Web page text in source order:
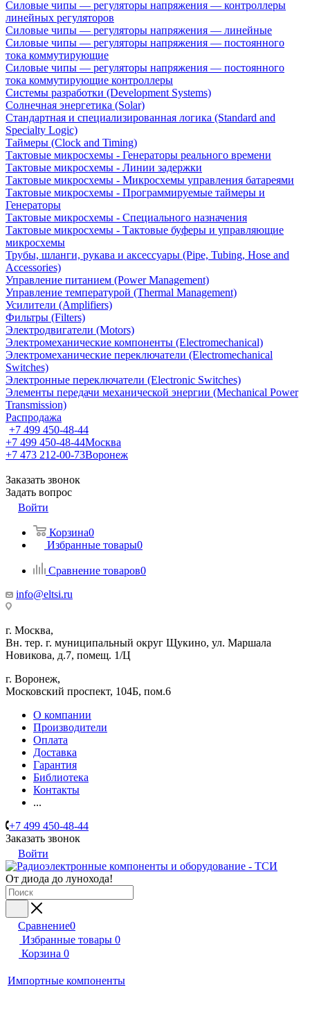
Силовые чипы — регуляторы напряжения — контроллеры
линейных регуляторов
Силовые чипы — регуляторы напряжения — линейные
Силовые чипы — регуляторы напряжения — постоянного
тока коммутирующие
Силовые чипы — регуляторы напряжения — постоянного
тока коммутирующие контроллеры
Системы разработки (Development Systems)
Солнечная энергетика (Solar)
Стандартная и специализированная логика (Standard and
Specialty Logic)
Таймеры (Clock and Timing)
Тактовые микросхемы - Генераторы реального времени
Тактовые микросхемы - Линии задержки
Тактовые микросхемы - Микросхемы управления батареями
Тактовые микросхемы - Программируемые таймеры и
Генераторы
Тактовые микросхемы - Специального назначения
Тактовые микросхемы - Тактовые буферы и управляющие
микросхемы
Трубы, шланги, рукава и аксессуары (Pipe, Tubing, Hose and
Accessories)
Управление питанием (Power Management)
Управление температурой (Thermal Management)
Усилители (Amplifiers)
Фильтры (Filters)
Электродвигатели (Motors)
Электромеханические компоненты (Electromechanical)
Электромеханические переключатели (Electromechanical
Switches)
Электронные переключатели (Electronic Switches)
Элементы передачи механической энергии (Mechanical Power
Transmission)
Распродажа
+7 499 450-48-44
+7 499 450-48-44Москва
+7 473 212-00-73Воронеж
Заказать звонок
Задать вопрос
Войти
Корзина0
Избранные товары0
Сравнение товаров0
info@eltsi.ru
г. Москва,
Вн. тер. г. муниципальный округ Щукино, ул. Маршала
Новикова, д.7, помещ. 1/Ц
г. Воронеж,
​Московский проспект, 104Б, пом.6
О компании
Производители
Оплата
Доставка
Гарантия
Библиотека
Контакты
...
+7 499 450-48-44
Заказать звонок
Войти
От диода до лунохода!
Сравнение0
Избранные товары 0
Корзина 0
Импортные компоненты